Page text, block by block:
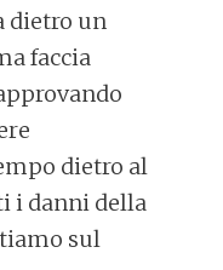
dietro un
faccia
dietro al
i danni della
sul